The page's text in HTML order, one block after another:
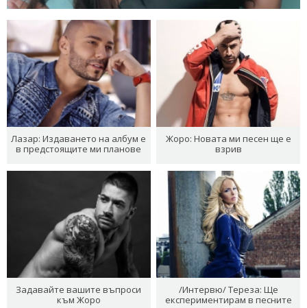
Лазар: Издаването на албум е
в предстоящите ми планове
Жоро: Новата ми песен ще е
взрив
Задавайте вашите въпроси
към Жоро
/Интервю/ Тереза: Ще
експериментирам в песните